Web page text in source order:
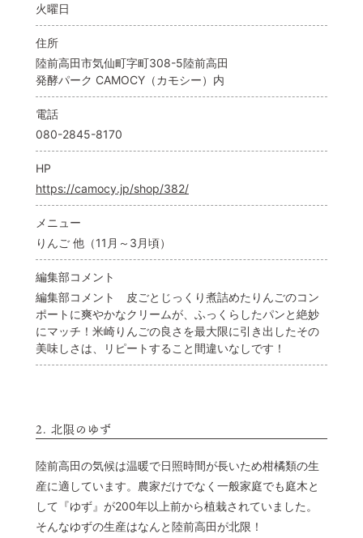
火曜日
住所
陸前高田市気仙町字町308-5陸前高田
発酵パーク CAMOCY（カモシー）内
電話
080-2845-8170
HP
https://camocy.jp/shop/382/
メニュー
りんご 他（11月～3月頃）
編集部コメント
編集部コメント 皮ごとじっくり煮詰めたりんごのコン
ポートに爽やかなクリームが、ふっくらしたパンと絶妙
にマッチ！米崎りんごの良さを最大限に引き出したその
美味しさは、リピートすること間違いなしです！
2. 北限のゆず
陸前高田の気候は温暖で日照時間が長いため柑橘類の生
産に適しています。農家だけでなく一般家庭でも庭木と
して『ゆず』が200年以上前から植栽されていました。
そんなゆずの生産はなんと陸前高田が北限！